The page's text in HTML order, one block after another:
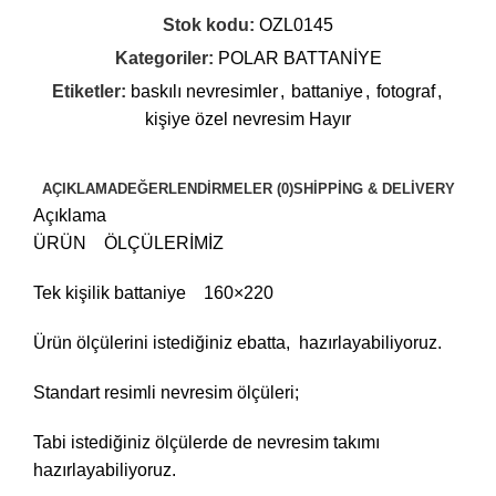
Stok kodu: OZL0145
Kategoriler: POLAR BATTANİYE
Etiketler: baskılı nevresimler, battaniye, fotograf,
kişiye özel nevresim Hayır
AÇIKLAMADEĞERLENDIRMELER (0)SHIPPING & DELIVERY
Açıklama
ÜRÜN ÖLÇÜLERİMİZ
Tek kişilik battaniye 160×220
Ürün ölçülerini istediğiniz ebatta, hazırlayabiliyoruz.
Standart resimli nevresim ölçüleri;
Tabi istediğiniz ölçülerde de nevresim takımı
hazırlayabiliyoruz.